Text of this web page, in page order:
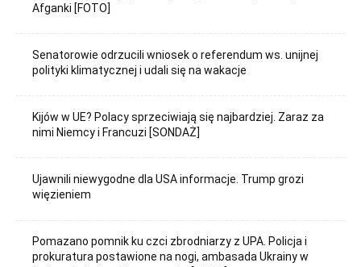
Afganki [FOTO]
Senatorowie odrzucili wniosek o referendum ws. unijnej
polityki klimatycznej i udali się na wakacje
Kijów w UE? Polacy sprzeciwiają się najbardziej. Zaraz za
nimi Niemcy i Francuzi [SONDAŻ]
Ujawnili niewygodne dla USA informacje. Trump grozi
więzieniem
Pomazano pomnik ku czci zbrodniarzy z UPA. Policja i
prokuratura postawione na nogi, ambasada Ukrainy w